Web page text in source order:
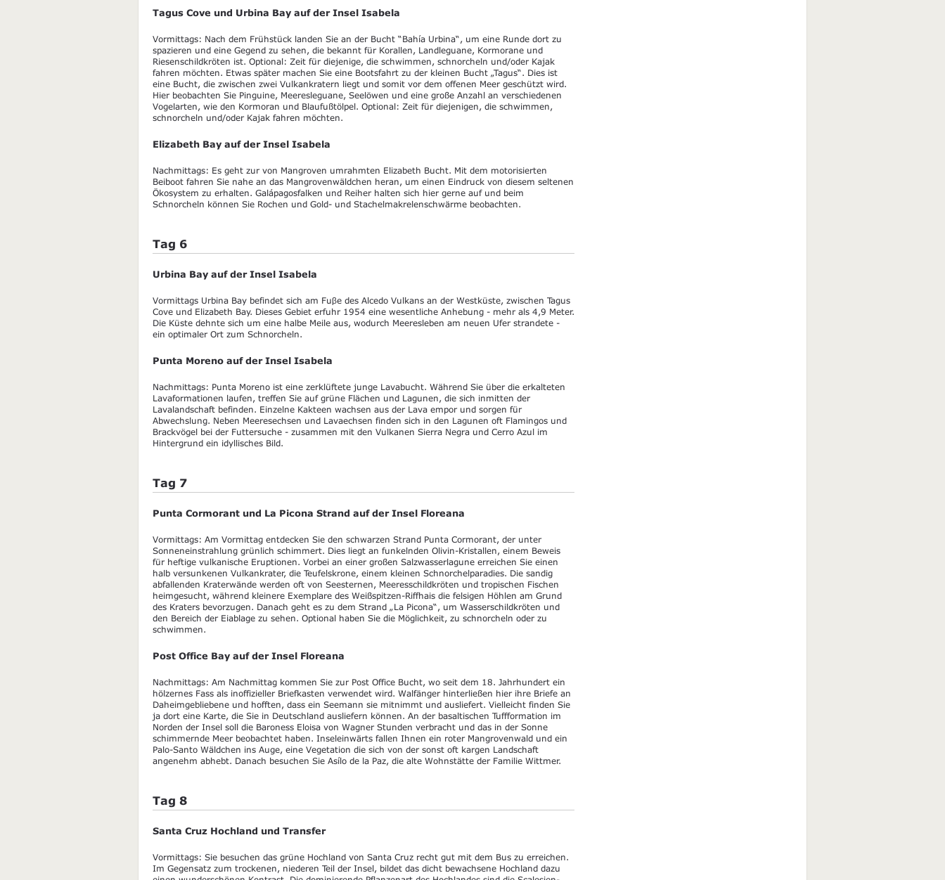
Tagus Cove und Urbina Bay auf der Insel Isabela
Vormittags: Nach dem Frühstück landen Sie an der Bucht “Bahía Urbina“, um eine Runde dort zu
spazieren und eine Gegend zu sehen, die bekannt für Korallen, Landleguane, Kormorane und
Riesenschildkröten ist. Optional: Zeit für diejenige, die schwimmen, schnorcheln und/oder Kajak
fahren möchten. Etwas später machen Sie eine Bootsfahrt zu der kleinen Bucht „Tagus“. Dies ist
eine Bucht, die zwischen zwei Vulkankratern liegt und somit vor dem offenen Meer geschützt wird.
Hier beobachten Sie Pinguine, Meeresleguane, Seelöwen und eine große Anzahl an verschiedenen
Vogelarten, wie den Kormoran und Blaufußtölpel. Optional: Zeit für diejenigen, die schwimmen,
schnorcheln und/oder Kajak fahren möchten.
Elizabeth Bay auf der Insel Isabela
Nachmittags: Es geht zur von Mangroven umrahmten Elizabeth Bucht. Mit dem motorisierten
Beiboot fahren Sie nahe an das Mangrovenwäldchen heran, um einen Eindruck von diesem seltenen
Ökosystem zu erhalten. Galápagosfalken und Reiher halten sich hier gerne auf und beim
Schnorcheln können Sie Rochen und Gold- und Stachelmakrelenschwärme beobachten.
Tag 6
Urbina Bay auf der Insel Isabela
Vormittags Urbina Bay befindet sich am Fuβe des Alcedo Vulkans an der Westküste, zwischen Tagus
Cove und Elizabeth Bay. Dieses Gebiet erfuhr 1954 eine wesentliche Anhebung - mehr als 4,9 Meter.
Die Küste dehnte sich um eine halbe Meile aus, wodurch Meeresleben am neuen Ufer strandete -
ein optimaler Ort zum Schnorcheln.
Punta Moreno auf der Insel Isabela
Nachmittags: Punta Moreno ist eine zerklüftete junge Lavabucht. Während Sie über die erkalteten
Lavaformationen laufen, treffen Sie auf grüne Flächen und Lagunen, die sich inmitten der
Lavalandschaft befinden. Einzelne Kakteen wachsen aus der Lava empor und sorgen für
Abwechslung. Neben Meeresechsen und Lavaechsen finden sich in den Lagunen oft Flamingos und
Brackvögel bei der Futtersuche - zusammen mit den Vulkanen Sierra Negra und Cerro Azul im
Hintergrund ein idyllisches Bild.
Tag 7
Punta Cormorant und La Picona Strand auf der Insel Floreana
Vormittags: Am Vormittag entdecken Sie den schwarzen Strand Punta Cormorant, der unter
Sonneneinstrahlung grünlich schimmert. Dies liegt an funkelnden Olivin-Kristallen, einem Beweis
für heftige vulkanische Eruptionen. Vorbei an einer großen Salzwasserlagune erreichen Sie einen
halb versunkenen Vulkankrater, die Teufelskrone, einem kleinen Schnorchelparadies. Die sandig
abfallenden Kraterwände werden oft von Seesternen, Meeresschildkröten und tropischen Fischen
heimgesucht, während kleinere Exemplare des Weißspitzen-Riffhais die felsigen Höhlen am Grund
des Kraters bevorzugen. Danach geht es zu dem Strand „La Picona“, um Wasserschildkröten und
den Bereich der Eiablage zu sehen. Optional haben Sie die Möglichkeit, zu schnorcheln oder zu
schwimmen.
Post Office Bay auf der Insel Floreana
Nachmittags: Am Nachmittag kommen Sie zur Post Office Bucht, wo seit dem 18. Jahrhundert ein
hölzernes Fass als inoffizieller Briefkasten verwendet wird. Walfänger hinterließen hier ihre Briefe an
Daheimgebliebene und hofften, dass ein Seemann sie mitnimmt und ausliefert. Vielleicht finden Sie
ja dort eine Karte, die Sie in Deutschland ausliefern können. An der basaltischen Tuffformation im
Norden der Insel soll die Baroness Eloisa von Wagner Stunden verbracht und das in der Sonne
schimmernde Meer beobachtet haben. Inseleinwärts fallen Ihnen ein roter Mangrovenwald und ein
Palo-Santo Wäldchen ins Auge, eine Vegetation die sich von der sonst oft kargen Landschaft
angenehm abhebt. Danach besuchen Sie Asílo de la Paz, die alte Wohnstätte der Familie Wittmer.
Tag 8
Santa Cruz Hochland und Transfer
Vormittags: Sie besuchen das grüne Hochland von Santa Cruz recht gut mit dem Bus zu erreichen.
Im Gegensatz zum trockenen, niederen Teil der Insel, bildet das dicht bewachsene Hochland dazu